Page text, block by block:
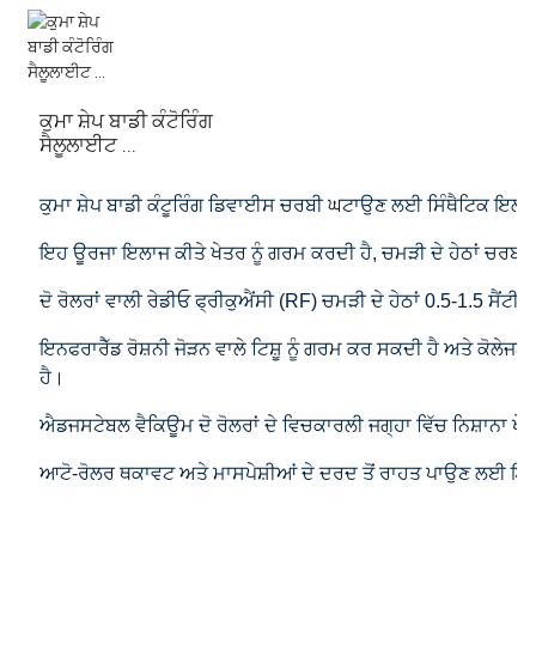
ਕੁਮਾ ਸ਼ੇਪ ਬਾਡੀ ਕੰਟੋਰਿੰਗ
ਸੈਲੂਲਾਈਟ ...
ਕੁਮਾ ਸ਼ੇਪ ਬਾਡੀ ਕੰਟੂਰਿੰਗ ਡਿਵਾਈਸ ਚਰਬੀ ਘਟਾਉਣ ਲਈ ਸਿੰਥੈਟਿਕ
ਇਹ ਊਰਜਾ ਇਲਾਜ ਕੀਤੇ ਖੇਤਰ ਨੂੰ ਗਰਮ ਕਰਦੀ ਹੈ, ਚਮੜੀ ਦੇ ਹੇਠਾਂ
ਦੋ ਰੋਲਰਾਂ ਵਾਲੀ ਰੇਡੀਓ ਫ੍ਰੀਕੁਐਂਸੀ (RF) ਚਮੜੀ ਦੇ ਹੇਠਾਂ 0.5-1.5
ਇਨਫਰਾਰੈੱਡ ਰੋਸ਼ਨੀ ਜੋੜਨ ਵਾਲੇ ਟਿਸ਼ੂ ਨੂੰ ਗਰਮ ਕਰ ਸਕਦੀ ਹੈ ਅਤੇ
ਹੈ।
ਐਡਜਸਟੇਬਲ ਵੈਕਿਊਮ ਦੋ ਰੋਲਰਾਂ ਦੇ ਵਿਚਕਾਰਲੀ ਜਗ੍ਹਾ ਵਿੱਚ
ਆਟੋ-ਰੋਲਰ ਥਕਾਵਟ ਅਤੇ ਮਾਸਪੇਸ਼ੀਆਂ ਦੇ ਦਰਦ ਤੋਂ ਰਾਹਤ ਪਾਉਣ ਲਈ